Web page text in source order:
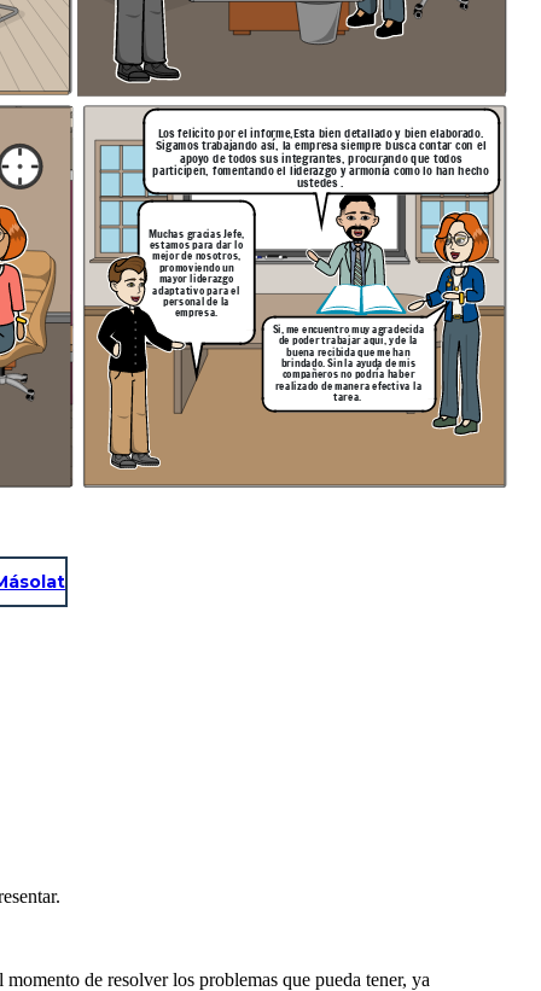
Los felicito por el informe,Esta bien detallado y bien elaborado.
Sigamos trabajando así, la empresa siempre busca contar con el
apoyo de todos sus integrantes, procurando que todos
participen, fomentando el liderazgo y armonía como lo han hecho
ustedes .
Muchas gracias Jefe,
estamos para dar lo
mejor de nosotros,
promoviendo un
mayor liderazgo
adaptativo para el
personal de la
empresa.
Si, me encuentro muy agradecida
de poder trabajar aquí, y de la
buena recibida que me han
brindado. Sin la ayuda de mis
compañeros no podría haber
realizado de manera efectiva la
tarea.
de resolver los problemas que pueda tener, ya